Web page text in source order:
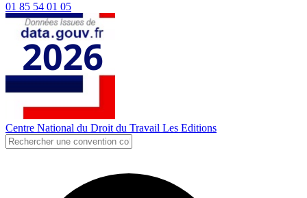
01 85 54 01 05
Centre National du Droit du Travail Les Editions